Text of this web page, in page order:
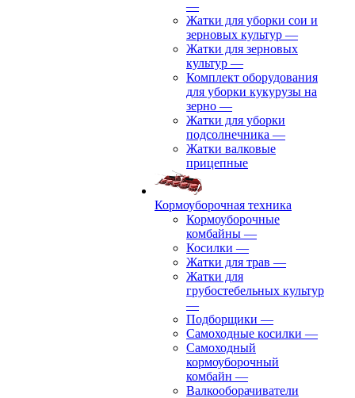
—
Жатки для уборки сои и
зерновых культур —
Жатки для зерновых
культур —
Комплект оборудования
для уборки кукурузы на
зерно —
Жатки для уборки
подсолнечника —
Жатки валковые
прицепные
Кормоуборочная техника
Кормоуборочные
комбайны —
Косилки —
Жатки для трав —
Жатки для
грубостебельных культур
—
Подборщики —
Самоходные косилки —
Самоходный
кормоуборочный
комбайн —
Валкооборачиватели